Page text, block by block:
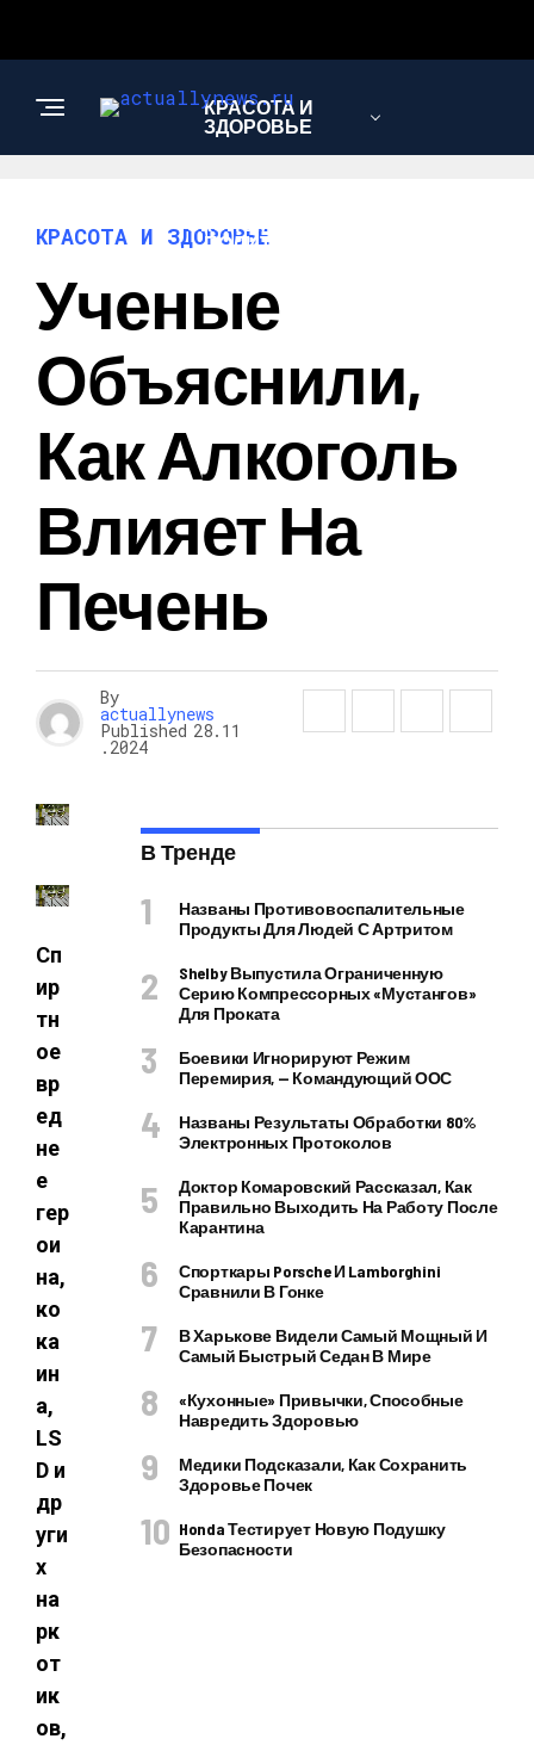
КРАСОТА И
ЗДОРОВЬЕ
ЭКОНОМИКА И
ПОЛИТИКА
КРАСОТА И ЗДОРОВЬЕ
Ученые
Объяснили,
Как Алкоголь
Влияет На
Печень
By
actuallynews
Published 28.11
.2024
Сп
ир
тн
ое
вр
ед
не
е
гер
ои
на,
ко
ка
ин
а,
LS
D и
др
уги
х
на
рк
от
ик
ов,
В Тренде
Названы Противовоспалительные
Продукты Для Людей С Артритом
Shelby Выпустила Ограниченную
Серию Компрессорных «Мустангов»
Для Проката
Боевики Игнорируют Режим
Перемирия, — Командующий ООС
Названы Результаты Обработки 80%
Электронных Протоколов
Доктор Комаровский Рассказал, Как
Правильно Выходить На Работу После
Карантина
Спорткары Porsche И Lamborghini
Сравнили В Гонке
В Харькове Видели Самый Мощный И
Самый Быстрый Седан В Мире
«Кухонные» Привычки, Способные
Навредить Здоровью
Медики Подсказали, Как Сохранить
Здоровье Почек
Honda Тестирует Новую Подушку
Безопасности